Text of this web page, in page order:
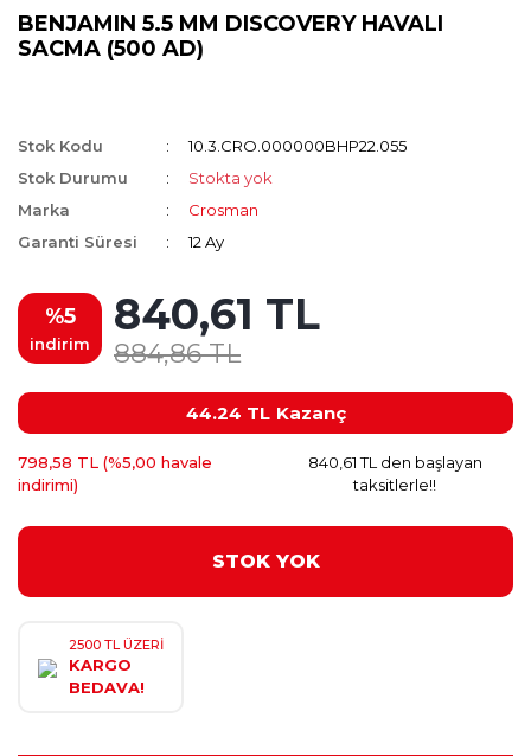
BENJAMIN 5.5 MM DISCOVERY HAVALI
SACMA (500 AD)
Stok Kodu
10.3.CRO.000000BHP22.055
Stok Durumu
Stokta yok
Marka
Crosman
Garanti Süresi
12 Ay
%5
indirim
840,61 TL
884,86 TL
44.24 TL Kazanç
798,58 TL (%5,00 havale
indirimi)
840,61 TL den başlayan
taksitlerle!!
STOK YOK
2500 TL ÜZERİ
KARGO
BEDAVA!